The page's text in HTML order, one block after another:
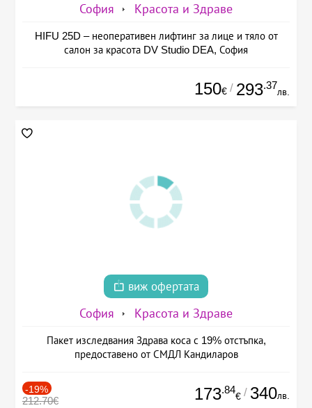
София Красота и Здраве
HIFU 25D – неоперативен лифтинг за лице и тяло от
салон за красота DV Studio DEA, София
150€ / 293.37
лв.
виж офертата
София Красота и Здраве
Пакет изследвания Здрава коса с 19% отстъпка,
предоставено от СМДЛ Кандиларов
-19%
212.70€ 173.84
€ / 340лв.